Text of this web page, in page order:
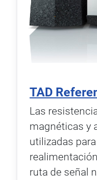
TAD
Las
magnéticas y
utilizadas
ruta de señal